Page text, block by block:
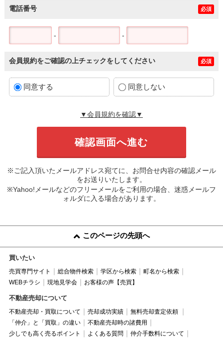
電話番号 必須
- -
会員規約をご確認の上チェックをしてください 必須
同意する 同意しない
▼会員規約を確認▼
※ご記入頂いたメールアドレス宛てに、お問合せ内容の確認メール
をお送りいたします。
※Yahoo!メールなどのフリーメールをご利用の場合、迷惑メールフ
ォルダに入る場合があります。
このページの先頭へ
買いたい
売買専門サイト 総合物件検索 学区から検索
町名から検索
WEBチラシ
現地見学会 お客様の声【売買】
不動産売却について
不動産売却・買取について 売却成功実績
無料売却査定依頼
「仲介」と「買取」の違い
不動産売却時の諸費用
少しでも高く売るポイント
よくある質問
仲介手数料について